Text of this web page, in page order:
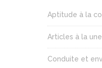
Aptitude à la
Articles à la une
Conduite et